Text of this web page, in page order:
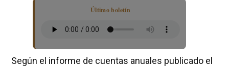
Último boletín
Según el informe de cuentas anuales publicado el